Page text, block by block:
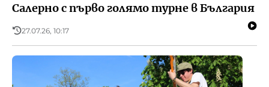
Салерно с първо голямо турне в България
27.07.26, 10:17